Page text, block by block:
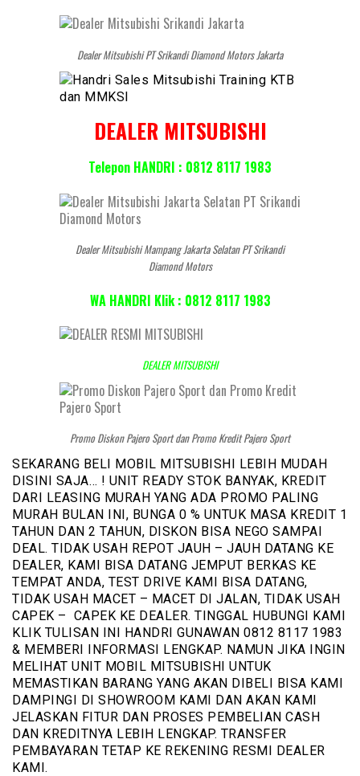
Dealer Mitsubishi PT Srikandi Diamond Motors Jakarta
DEALER MITSUBISHI
Telepon HANDRI : 0812 8117 1983
Dealer Mitsubishi Mampang Jakarta Selatan PT Srikandi
Diamond Motors
WA HANDRI Klik : 0812 8117 1983
DEALER MITSUBISHI
Promo Diskon Pajero Sport dan Promo Kredit Pajero Sport
SEKARANG BELI MOBIL MITSUBISHI LEBIH MUDAH
DISINI SAJA… ! UNIT READY STOK BANYAK, KREDIT
DARI LEASING MURAH YANG ADA PROMO PALING
MURAH BULAN INI, BUNGA 0 % UNTUK MASA KREDIT 1
TAHUN DAN 2 TAHUN, DISKON BISA NEGO SAMPAI
DEAL. TIDAK USAH REPOT JAUH – JAUH DATANG KE
DEALER, KAMI BISA DATANG JEMPUT BERKAS KE
TEMPAT ANDA, TEST DRIVE KAMI BISA DATANG,
TIDAK USAH MACET – MACET DI JALAN, TIDAK USAH
CAPEK – CAPEK KE DEALER. TINGGAL HUBUNGI KAMI
KLIK TULISAN INI HANDRI GUNAWAN 0812 8117 1983
& MEMBERI INFORMASI LENGKAP. NAMUN JIKA INGIN
MELIHAT UNIT MOBIL MITSUBISHI UNTUK
MEMASTIKAN BARANG YANG AKAN DIBELI BISA KAMI
DAMPINGI DI SHOWROOM KAMI DAN AKAN KAMI
JELASKAN FITUR DAN PROSES PEMBELIAN CASH
DAN KREDITNYA LEBIH LENGKAP. TRANSFER
PEMBAYARAN TETAP KE REKENING RESMI DEALER
KAMI.